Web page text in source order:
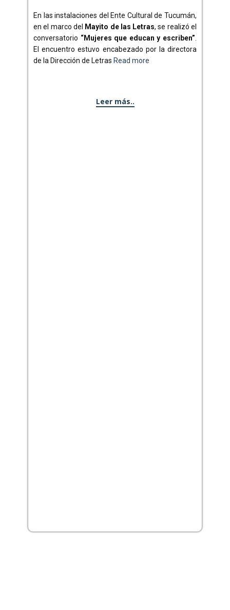
En las instalaciones del Ente Cultural de Tucumán,
en el marco del
Mayito de las Letras, se realizó el
conversatorio “Mujeres que educan y escriben”
El encuentro estuvo encabezado por la directora
de la Dirección de Letras Read more
Leer más..